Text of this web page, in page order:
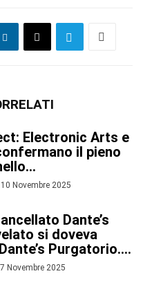
Electronic Arts e
il pieno
10 Novembre 2025
Dante’s
si doveva
Purgatorio....
7 Novembre 2025